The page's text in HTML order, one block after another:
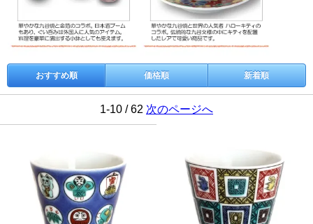
おすすめ順 価格順 新着順
1-10 / 62 次のページへ